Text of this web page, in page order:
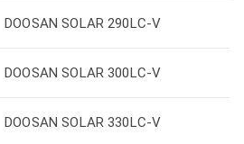
DOOSAN SOLAR 290LC-V
DOOSAN SOLAR 300LC-V
DOOSAN SOLAR 330LC-V